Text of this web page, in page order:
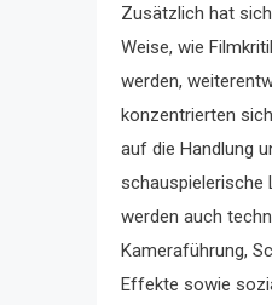
Zusätzlich hat
Weise, wie
werden,
konzentrierten
auf die Handlung
schauspielerische
werden auch
Kameraführung,
Effekte sowie